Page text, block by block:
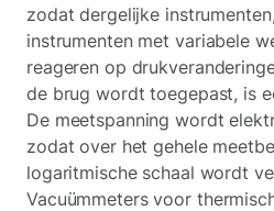
zodat dergelijke
instrumenten met variabele
reageren op
de brug wordt toegepast, is
De meetspanning wordt
zodat over het gehele
logaritmische schaal wordt
Vacuümmeters voor